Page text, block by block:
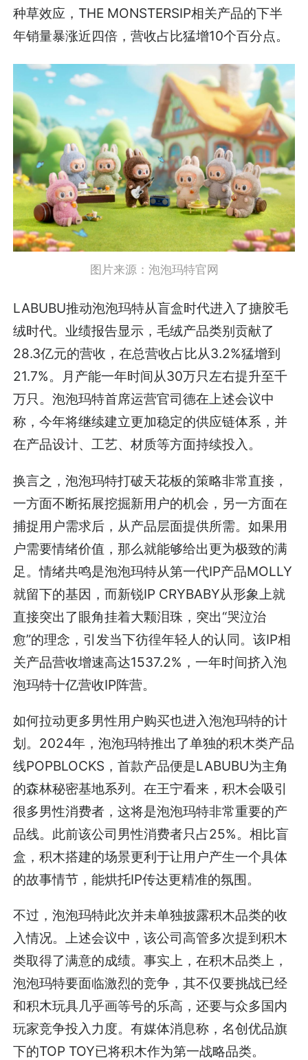
种草效应，THE MONSTERSIP相关产品的下半
年销量暴涨近四倍，营收占比猛增10个百分点。
图片来源：泡泡玛特官网
LABUBU推动泡泡玛特从盲盒时代进入了搪胶毛
绒时代。业绩报告显示，毛绒产品类别贡献了
28.3亿元的营收，在总营收占比从3.2%猛增到
21.7%。月产能一年时间从30万只左右提升至千
万只。泡泡玛特首席运营官司德在上述会议中
称，今年将继续建立更加稳定的供应链体系，并
在产品设计、工艺、材质等方面持续投入。
换言之，泡泡玛特打破天花板的策略非常直接，
一方面不断拓展挖掘新用户的机会，另一方面在
捕捉用户需求后，从产品层面提供所需。如果用
户需要情绪价值，那么就能够给出更为极致的满
足。情绪共鸣是泡泡玛特从第一代IP产品MOLLY
就留下的基因，而新锐IP CRYBABY从形象上就
直接突出了眼角挂着大颗泪珠，突出“哭泣治
愈”的理念，引发当下彷徨年轻人的认同。该IP相
关产品营收增速高达1537.2%，一年时间挤入泡
泡玛特十亿营收IP阵营。
如何拉动更多男性用户购买也进入泡泡玛特的计
划。2024年，泡泡玛特推出了单独的积木类产品
线POPBLOCKS，首款产品便是LABUBU为主角
的森林秘密基地系列。在王宁看来，积木会吸引
很多男性消费者，这将是泡泡玛特非常重要的产
品线。此前该公司男性消费者只占25%。相比盲
盒，积木搭建的场景更利于让用户产生一个具体
的故事情节，能烘托IP传达更精准的氛围。
不过，泡泡玛特此次并未单独披露积木品类的收
入情况。上述会议中，该公司高管多次提到积木
类取得了满意的成绩。事实上，在积木品类上，
泡泡玛特要面临激烈的竞争，其不仅要挑战已经
和积木玩具几乎画等号的乐高，还要与众多国内
玩家竞争投入力度。有媒体消息称，名创优品旗
下的TOP TOY已将积木作为第一战略品类。